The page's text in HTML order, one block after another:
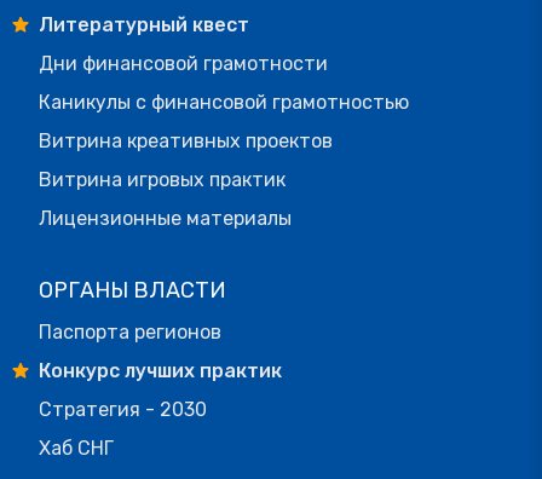
Литературный квест
Дни финансовой грамотности
Каникулы с финансовой грамотностью
Витрина креативных проектов
Витрина игровых практик
Лицензионные материалы
ОРГАНЫ ВЛАСТИ
Паспорта регионов
Конкурс лучших практик
Стратегия - 2030
Хаб СНГ